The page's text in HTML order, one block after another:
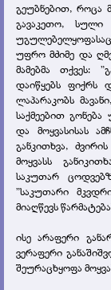
გეუბნებით, როცა
გავაკეთო,
უგულებელყოფასაც
უფრო მძიმე და
მამებმა თქვეს:
დაიწყებს ფიქრს
ლაპარაკობს
საქმეებით
და მოყვასისას
განკითხვა,
მოყვასს
საკუთარ
”საკუთარი
მიაღწევს
ისე არაფერი
ვერაფერი
შეურაცხყოფა